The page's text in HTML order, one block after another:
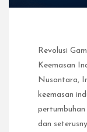
Revolusi
Keemasan
Nusantara,
keemasan
dan